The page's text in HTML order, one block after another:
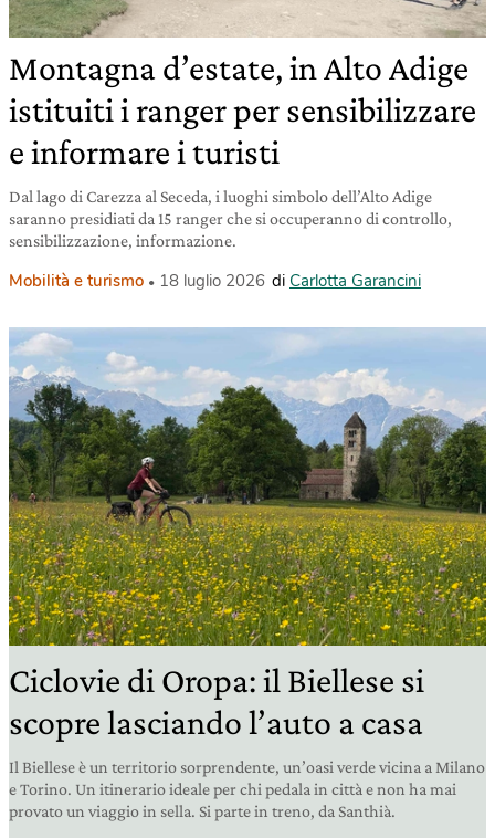
Montagna d’estate, in Alto Adige
istituiti i ranger per sensibilizzare
e informare i turisti
Dal lago di Carezza al Seceda, i luoghi simbolo dell’Alto Adige
saranno presidiati da 15 ranger che si occuperanno di controllo,
sensibilizzazione, informazione.
Mobilità e turismo 18 luglio 2026 di Carlotta Garancini
Ciclovie di Oropa: il Biellese si
scopre lasciando l’auto a casa
Il Biellese è un territorio sorprendente, un’oasi verde vicina a Milano
e Torino. Un itinerario ideale per chi pedala in città e non ha mai
provato un viaggio in sella. Si parte in treno, da Santhià.